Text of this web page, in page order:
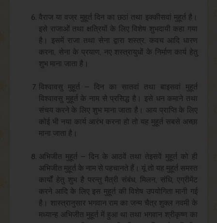
वैराज या वज्र मुहूर्त दिन का छठां तथा इक्कीसवां मुहूर्त है।
इसे राजाओं तथा क्षत्रियों के लिए विशेष शुभदायी कहा गया
है। इसमें राजा तथा सेना द्वारा शस्त्र, कवच आदि धारण
करना, सेना के प्रयाण, नए शस्त्रायुधों के निर्माण कार्य हेतु
शुभ माना जाता है।
विश्वावसु मुहूर्त – दिन का सातवां तथा बाइसवां मुहूर्त
विश्वावसु मुहूर्त के नाम से प्रसिद्ध है। इसे धन कमाने तथा
संचय करने के लिए शुभ माना जाता है। आय प्राप्ति के लिए
कोई भी नया कार्य आरंभ करना हो तो यह मुहूर्त सबसे अच्छा
माना जाता है।
अभिजीत मुहूर्त – दिन के आठवें तथा तेइसवें मुहूर्त को ही
अभिजीत मुहूर्त के नाम से पहचानते हैं। यूं तो यह मुहूर्त समस्त
कार्यों हेतु शुभ है परन्तु मैत्री संबंध, मिलन, संधि, एग्रीमेंट
करने आदि के लिए इस मुहूर्त की विशेष उपयोगिता मानी गई
है। शास्त्रानुसार भगवान राम का जन्म चैत्र शुक्ल नवमी के
मध्यान्ह अभिजीत मुहूर्त में हुआ था तथा भगवान श्रीकृष्ण का